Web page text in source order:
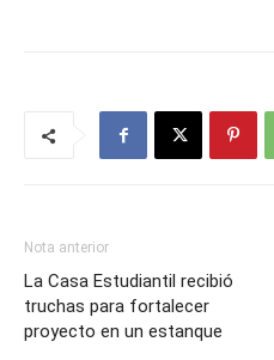
Nota anterior
La Casa Estudiantil recibió
truchas para fortalecer
proyecto en un estanque